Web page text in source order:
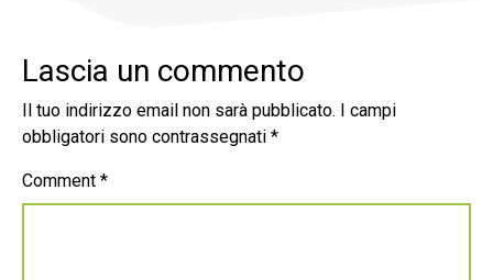
Lascia un commento
Il tuo indirizzo email non sarà pubblicato.
I campi
obbligatori sono contrassegnati *
Comment *